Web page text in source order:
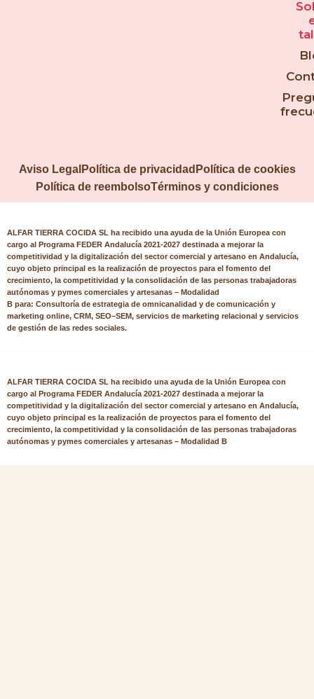
Aviso Legal Política de privacidad Política de cookies
Política de reembolsoTérminos y condiciones
ALFAR TIERRA COCIDA SL ha recibido una ayuda de la Unión Europea con
cargo al Programa FEDER Andalucía 2021-2027 destinada a mejorar la
competitividad y la digitalización del sector comercial y artesano en Andalucía,
cuyo objeto principal es la realización de proyectos para el fomento del
crecimiento, la competitividad y la consolidación de las personas trabajadoras
autónomas y pymes comerciales y artesanas – Modalidad
B para: Consultoría de estrategia de omnicanalidad y de comunicación y
marketing online, CRM, SEO–SEM, servicios de marketing relacional y servicios
de gestión de las redes sociales.
ALFAR TIERRA COCIDA SL ha recibido una ayuda de la Unión Europea con
cargo al Programa FEDER Andalucía 2021-2027 destinada a mejorar la
competitividad y la digitalización del sector comercial y artesano en Andalucía,
cuyo objeto principal es la realización de proyectos para el fomento del
crecimiento, la competitividad y la consolidación de las personas trabajadoras
autónomas y pymes comerciales y artesanas – Modalidad B